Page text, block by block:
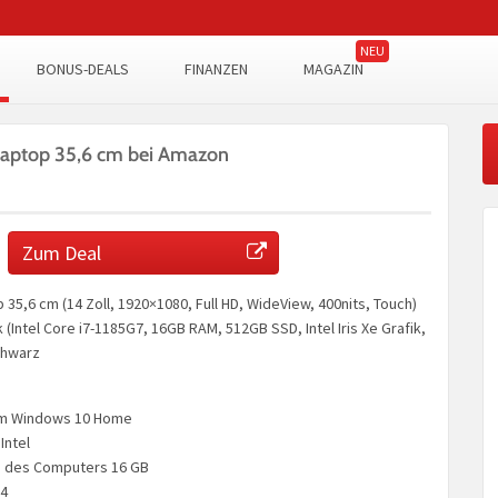
BONUS-DEALS FINANZEN MAGAZIN
35,6 cm bei Amazon
Zum Deal
cm (14 Zoll, 1920×1080, Full HD, WideView, 400nits, Touch)
Core i7-1185G7, 16GB RAM, 512GB SSD, Intel Iris Xe Grafik,
Windows 10 Home
Computers 16 GB